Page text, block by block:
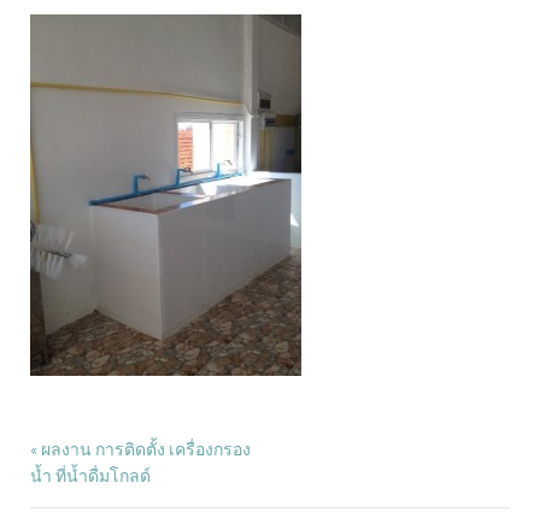
« ผลงาน การติดตั้ง เครื่องกรอง
น้ำ ที่น้ำดื่มโกลด์